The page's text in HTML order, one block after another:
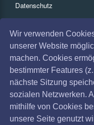
Wir verwenden
unserer Website
machen. Cookies
bestimmter Features
nächste Sitzung
sozialen Netzwerken.
mithilfe von Cookies
unsere Seite genutzt
Datenschutz
Impressum
Absagen
Coronavirus (COVID 19)